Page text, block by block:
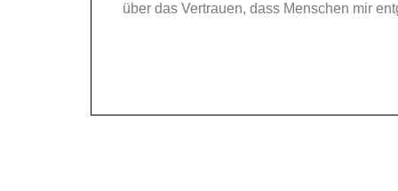
über das Vertrauen, dass Menschen mir